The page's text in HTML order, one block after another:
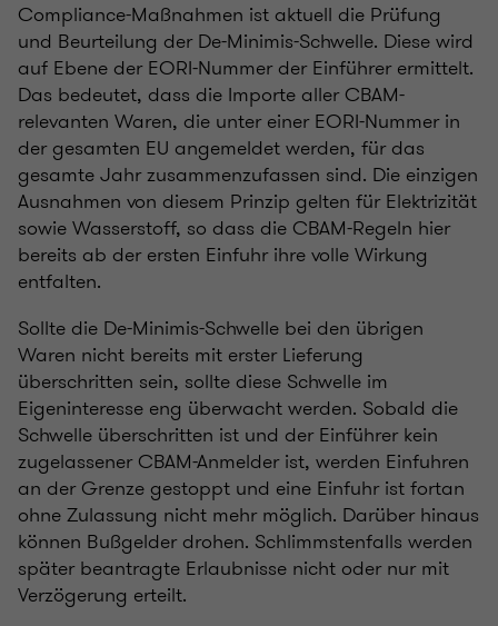
Compliance-Maßnahmen ist aktuell die Prüfung
und Beurteilung der De-Minimis-Schwelle. Diese wird
auf Ebene der EORI-Nummer der Einführer ermittelt.
Das bedeutet, dass die Importe aller CBAM-
relevanten Waren, die unter einer EORI-Nummer in
der gesamten EU angemeldet werden, für das
gesamte Jahr zusammenzufassen sind. Die einzigen
Ausnahmen von diesem Prinzip gelten für Elektrizität
sowie Wasserstoff, so dass die CBAM-Regeln hier
bereits ab der ersten Einfuhr ihre volle Wirkung
entfalten.
Sollte die De-Minimis-Schwelle bei den übrigen
Waren nicht bereits mit erster Lieferung
überschritten sein, sollte diese Schwelle im
Eigeninteresse eng überwacht werden. Sobald die
Schwelle überschritten ist und der Einführer kein
zugelassener CBAM-Anmelder ist, werden Einfuhren
an der Grenze gestoppt und eine Einfuhr ist fortan
ohne Zulassung nicht mehr möglich. Darüber hinaus
können Bußgelder drohen. Schlimmstenfalls werden
später beantragte Erlaubnisse nicht oder nur mit
Verzögerung erteilt.